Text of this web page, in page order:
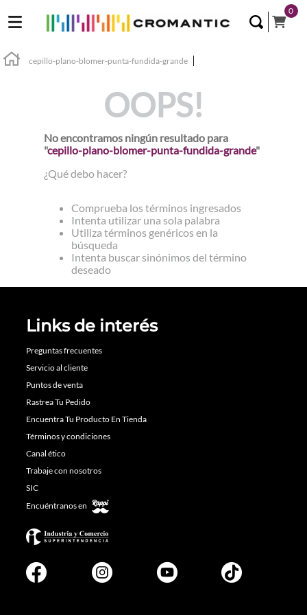
0
cepillo-plano-blomer-punta-fundida-grande
OOPS!
No encontramos ningún resultado para
"cepillo-plano-blomer-punta-fundida-grande"
¿Qué debo hacer?
Comprueba los términos ingresados
Intenta utilizar una sola palabra
Utiliza términos genéricos en la
búsqueda
Intenta buscar sinónimos del término
deseado
Links de interés
Preguntas frecuentes
Servicio al cliente
Puntos de venta
Rastrea Tu Pedido
Encuentra Tu Producto En Tienda
Términos y condiciones
Canal ético
Trabaje con nosotros
SIC
Encuéntranos en